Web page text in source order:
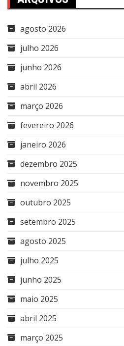
agosto 2026
julho 2026
junho 2026
abril 2026
março 2026
fevereiro 2026
janeiro 2026
dezembro 2025
novembro 2025
outubro 2025
setembro 2025
agosto 2025
julho 2025
junho 2025
maio 2025
abril 2025
março 2025